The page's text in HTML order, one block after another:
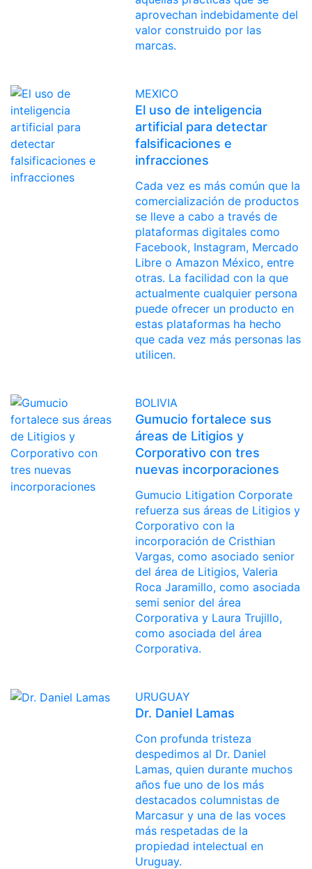
aprovechan indebidamente del
valor construido por las
marcas.
MEXICO
El uso de inteligencia
artificial para detectar
falsificaciones e
infracciones
Cada vez es más común que la
comercialización de productos
se lleve a cabo a través de
plataformas digitales como
Facebook, Instagram, Mercado
Libre o Amazon México, entre
otras. La facilidad con la que
actualmente cualquier persona
puede ofrecer un producto en
estas plataformas ha hecho
que cada vez más personas las
utilicen.
BOLIVIA
Gumucio fortalece sus
áreas de Litigios y
Corporativo con tres
nuevas incorporaciones
Gumucio Litigation Corporate
refuerza sus áreas de Litigios y
Corporativo con la
incorporación de Cristhian
Vargas, como asociado senior
del área de Litigios, Valeria
Roca Jaramillo, como asociada
semi senior del área
Corporativa y Laura Trujillo,
como asociada del área
Corporativa.
URUGUAY
Dr. Daniel Lamas
Con profunda tristeza
despedimos al Dr. Daniel
Lamas, quien durante muchos
años fue uno de los más
destacados columnistas de
Marcasur y una de las voces
más respetadas de la
propiedad intelectual en
Uruguay.